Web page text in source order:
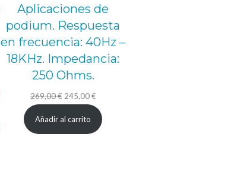
Aplicaciones de
podium. Respuesta
en frecuencia: 40Hz –
18KHz. Impedancia:
250 Ohms.
269,00€ El
245,00€El
precio
actual
Añadir al carrito